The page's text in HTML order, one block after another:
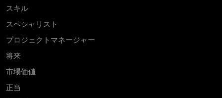
スキル
スペシャリスト
プロジェクトマネージャー
将来
市場価値
正当